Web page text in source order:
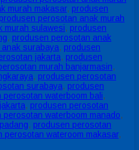
murah makasar, produsen
produsen perosotan anak murah
murah sulawesi, produsen
, produsen perosotan anak
surabaya, produsen
jakarta, produsen
murah banjarmasin,
, produsen perosotan
surabaya, produsen
perosotan waterboom bali,
, produsen perosotan
perosotan waterboom manado,
, produsen perosotan
perosotan wateroom makasar,